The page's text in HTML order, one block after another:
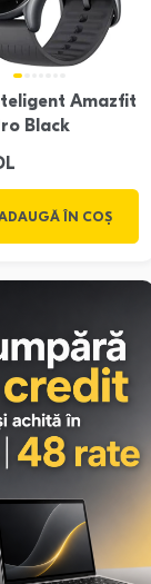
Amazfit
Black
ÎN COȘ